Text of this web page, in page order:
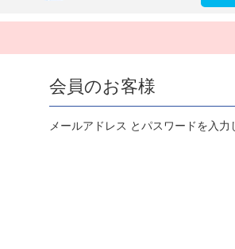
会員のお客様
メールアドレス とパスワードを入力